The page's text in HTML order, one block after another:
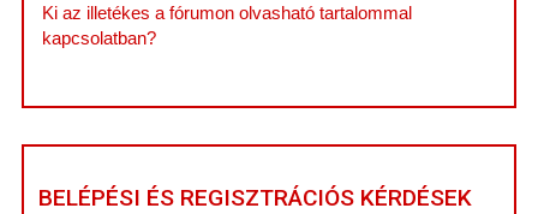
Ki az illetékes a fórumon olvasható tartalommal
kapcsolatban?
BELÉPÉSI ÉS REGISZTRÁCIÓS KÉRDÉSEK